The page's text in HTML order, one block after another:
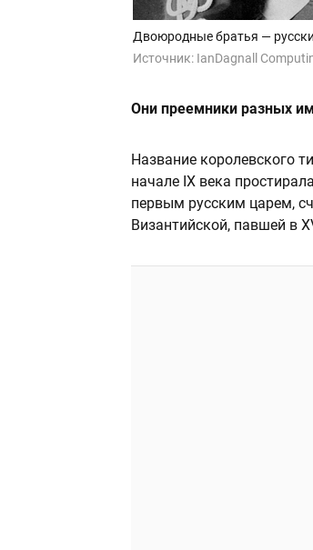
Двоюродные братья —
Источник: IanDagnall
Они преемники разных
Название королевского
начале IX века
первым русским царем,
Византийской, павшей в